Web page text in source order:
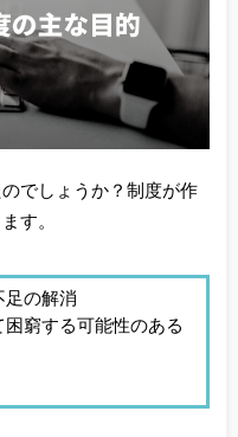
でしょうか？ 制度が作
す。
足の解消
困窮する可能性のある